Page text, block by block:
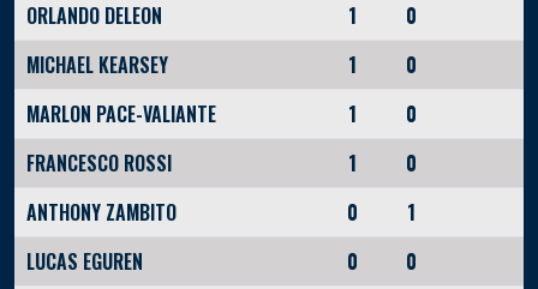
ORLANDO DELEON 1
0
MICHAEL KEARSEY
1
0
MARLON PACE-VALIANTE
1
0
FRANCESCO ROSSI
1
0
ANTHONY ZAMBITO
0
1
LUCAS EGUREN
0
0